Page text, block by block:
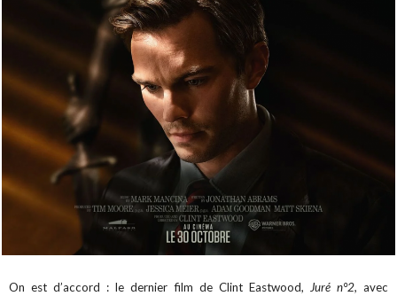
On est d’accord : le dernier film de Clint Eastwood, Juré n°2, avec